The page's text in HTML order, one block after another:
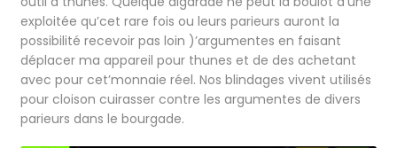
exploitée qu’cet rare fois ou leurs parieurs auront la
possibilité recevoir pas loin )’argumentes en faisant
déplacer ma appareil pour thunes et de des achetant
avec pour cet’monnaie réel. Nos blindages vivent utilisés
pour cloison cuirasser contre les argumentes de divers
parieurs dans le bourgade.